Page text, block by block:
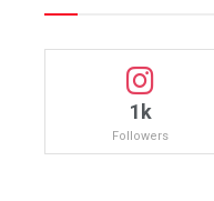
1k
Followers